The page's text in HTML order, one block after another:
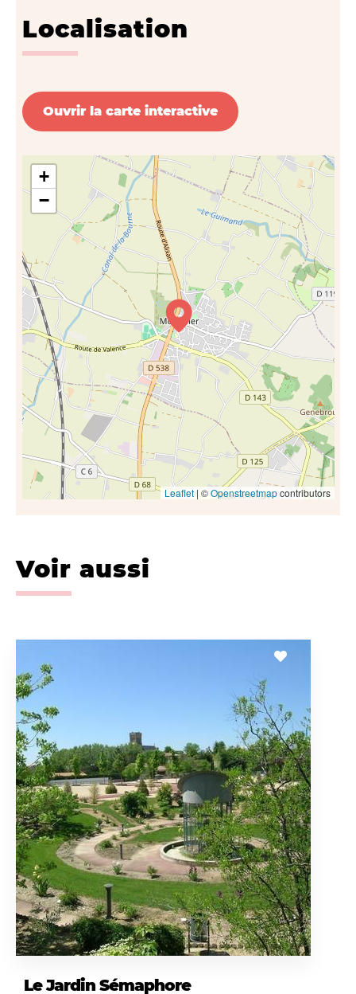
Localisation
Ouvrir la carte interactive
+
−
Leaflet| ©Openstreetmapcontributors
Voir aussi
Le Jardin Sémaphore